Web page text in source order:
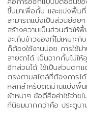
ขึ้นมาเพื่อกั้น และแบ่งพื้น
สามารถแบ่งเป็นส่วนย่อย
สร้างความเป็นส่วนตัวให้
จะเก็บข้าวของที่ไม่เหมาะ
ก็ต้องใช้งานบ่อย การใช้
สายตาได้ เป็นฉากกั้นไม่ใ
อีกส่วนได้ ใช้เป็นส่วนตกแ
ตรงตามสไตล์ที่ต้องการ
หลักสำหรับติดม่านแบ่งพื้
ผ้าหนาๆ ข้อดีคือค่าใช้จ่าย
ที่นิยมมากกว่าคือ ประตูบ